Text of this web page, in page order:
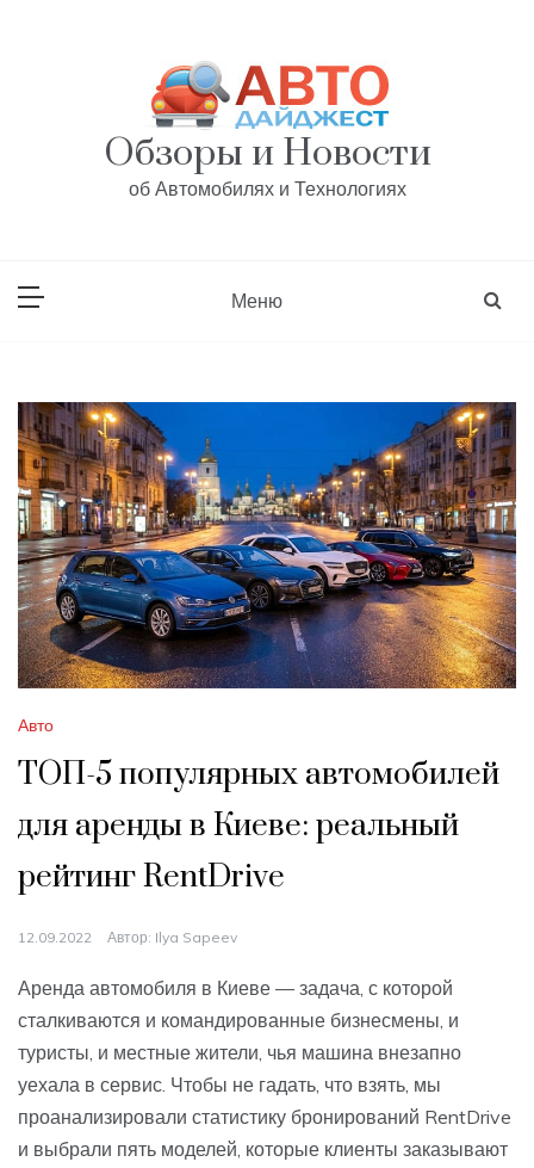
Обзоры и Новости
об Автомобилях и Технологиях
Меню
Авто
ТОП-5 популярных автомобилей
для аренды в Киеве: реальный
рейтинг RentDrive
12.09.2022 Автор: Ilya Sapeev
Аренда автомобиля в Киеве — задача, с которой
сталкиваются и командированные бизнесмены, и
туристы, и местные жители, чья машина внезапно
уехала в сервис. Чтобы не гадать, что взять, мы
проанализировали статистику бронирований RentDrive
и выбрали пять моделей, которые клиенты заказывают